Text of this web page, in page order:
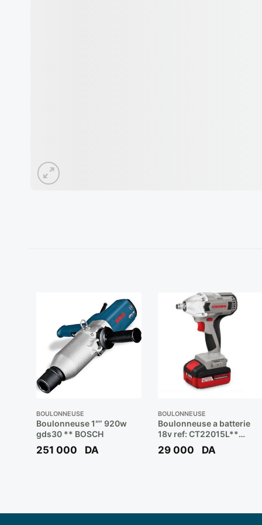
BOULONNEUSE
Boulonneuse 1″” 920w
gds30 ** BOSCH
251 000 DA
BOULONNEUSE
Boulonneuse a batterie
18v ref: CT22015L**
CROWN
29 000 DA